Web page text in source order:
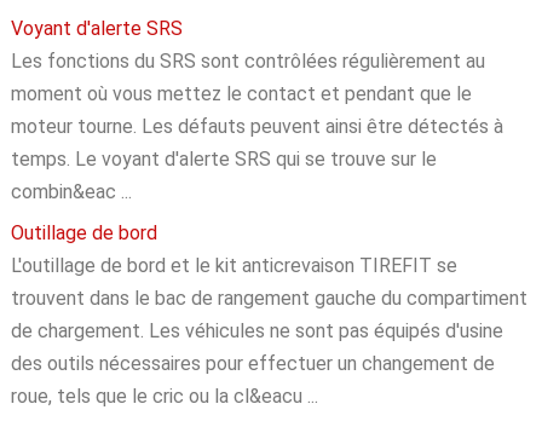
Voyant d'alerte SRS
Les fonctions du SRS sont contrôlées régulièrement au
moment où vous mettez le contact et pendant que le
moteur tourne. Les défauts peuvent ainsi être détectés à
temps. Le voyant d'alerte SRS qui se trouve sur le
combin&eac ...
Outillage de bord
L'outillage de bord et le kit anticrevaison TIREFIT se
trouvent dans le bac de rangement gauche du compartiment
de chargement. Les véhicules ne sont pas équipés d'usine
des outils nécessaires pour effectuer un changement de
roue, tels que le cric ou la cl&eacu ...